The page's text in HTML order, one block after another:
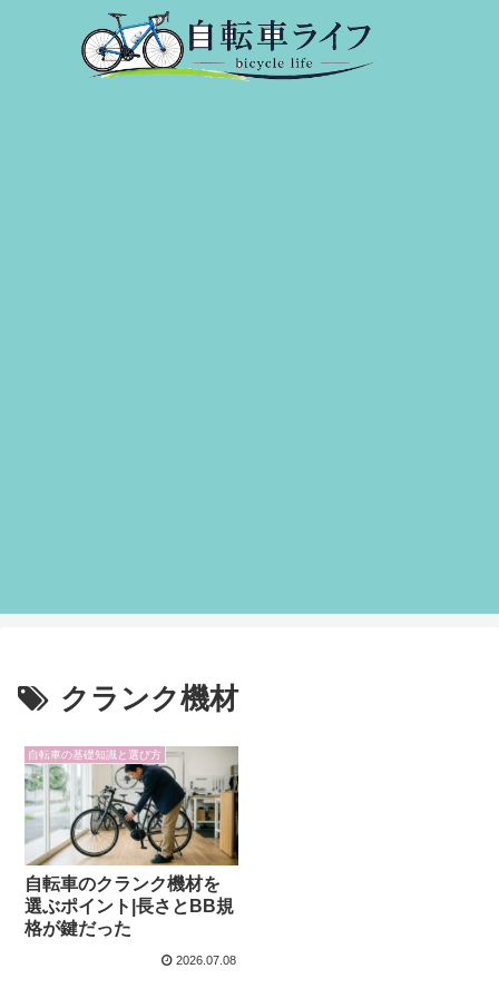
クランク機材
自転車の基礎知識と選び方
自転車のクランク機材を
選ぶポイント|長さとBB規
格が鍵だった
2026.07.08